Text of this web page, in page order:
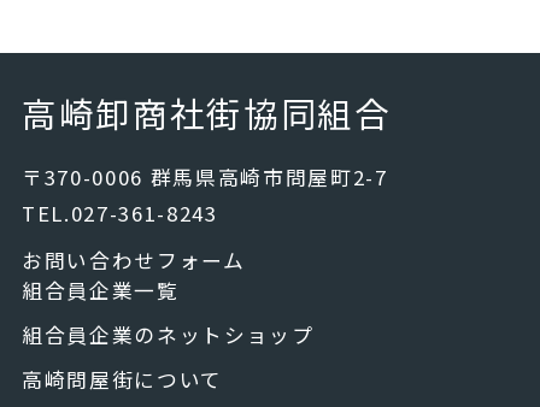
高崎卸商社街協同組合
〒370-0006 群馬県高崎市問屋町2-7
TEL.027-361-8243
お問い合わせフォーム
組合員企業一覧
組合員企業のネットショップ
高崎問屋街について